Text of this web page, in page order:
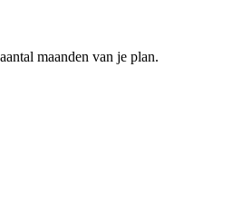
maanden van je plan.